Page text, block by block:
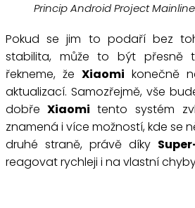
Princip Android Project Mainline
Pokud se jim to podaří bez
stabilita, může to být přesně
řekneme, že Xiaomi konečně
aktualizací. Samozřejmě, vše
dobře Xiaomi tento systém
znamená i více možností, kde se
druhé straně, právě díky
reagovat rychleji i na vlastní